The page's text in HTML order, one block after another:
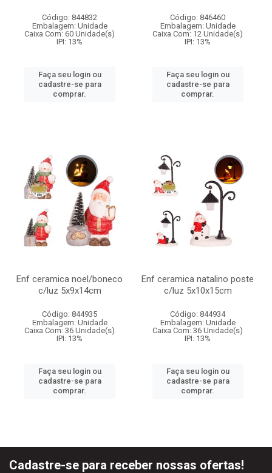
Código: 844832
Embalagem: Unidade
Caixa Com: 60 Unidade(s)
IPI: 13%
Faça seu login ou
cadastre-se para
comprar.
Código: 846460
Embalagem: Unidade
Caixa Com: 12 Unidade(s)
IPI: 13%
Faça seu login ou
cadastre-se para
comprar.
Enf ceramica noel/boneco
c/luz 5x9x14cm
Código: 844935
Embalagem: Unidade
Caixa Com: 36 Unidade(s)
IPI: 13%
Faça seu login ou
cadastre-se para
comprar.
Enf ceramica natalino poste
c/luz 5x10x15cm
Código: 844934
Embalagem: Unidade
Caixa Com: 36 Unidade(s)
IPI: 13%
Faça seu login ou
cadastre-se para
comprar.
Cadastre-se para receber nossas ofertas!